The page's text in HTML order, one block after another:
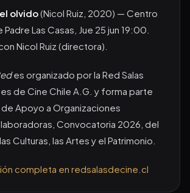
olvido(Nicol Ruiz, 2020) — Centro
Las Casas, Jue 25 jun 19:00.
Nicol Ruiz (directora).
es organizado por la Red Salas
de Cine Chile A.G. y forma parte
Apoyo a Organizaciones
Convocatoria 2026, del
Culturas, las Artes y el Patrimonio.
completa en redsalasdecine.cl